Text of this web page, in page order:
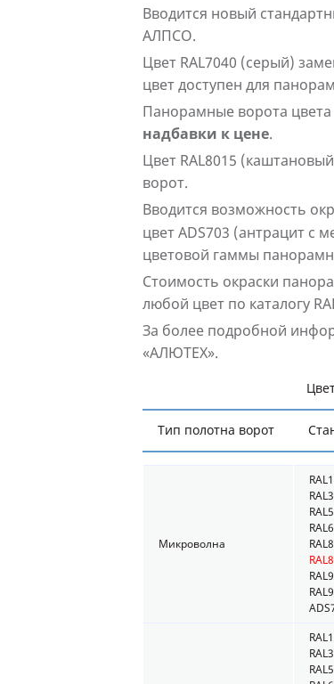
Вводится новый
АЛПСО.
Цвет RAL7040 (серый)
цвет доступен для
Панорамные ворота цвета
надбавки к цене.
Цвет RAL8015
ворот.
Вводится возможность
цвет ADS703 (антрацит с
цветовой гаммы
Стоимость окраски
любой цвет по каталогу
За более подробной
«АЛЮТЕХ».
Тип полотна ворот
Микроволна